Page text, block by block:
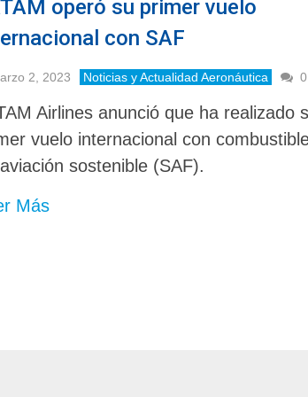
operó su primer vuelo
con SAF
2, 2023 Noticias y Actualidad Aeronáutica 0
Airlines anunció que ha realizado
vuelo internacional con
sostenible (SAF).
Más